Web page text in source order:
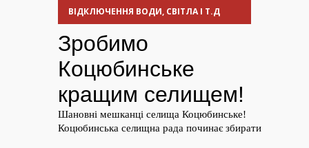
ВІДКЛЮЧЕННЯ ВОДИ, СВІТЛА І Т.Д